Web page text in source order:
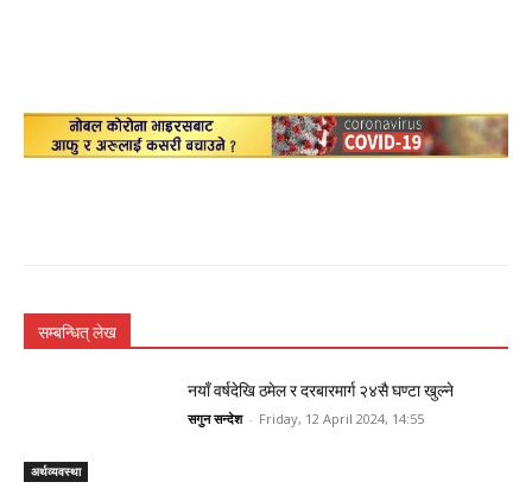
सम्बन्धित् लेख
अर्थव्यवस्था
नयाँ वर्षदेखि ठमेल र दरबारमार्ग २४सै घण्टा खुल्ने
सगुन सन्देश - Friday, 12 April 2024, 14:55